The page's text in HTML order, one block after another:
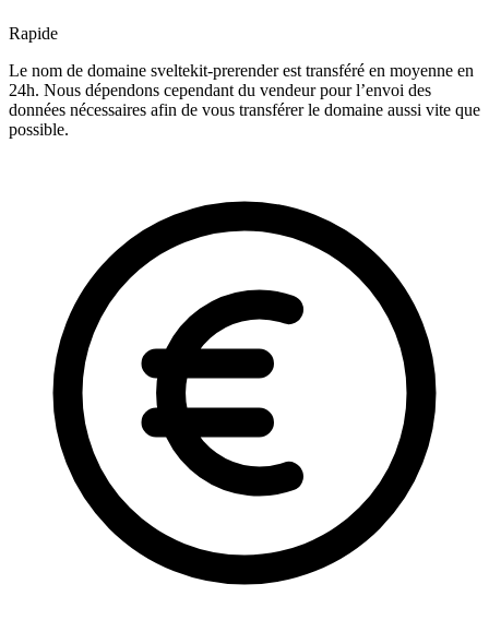
Rapide
Le nom de domaine sveltekit-prerender est transféré en moyenne en
24h. Nous dépendons cependant du vendeur pour l’envoi des
données nécessaires afin de vous transférer le domaine aussi vite que
possible.